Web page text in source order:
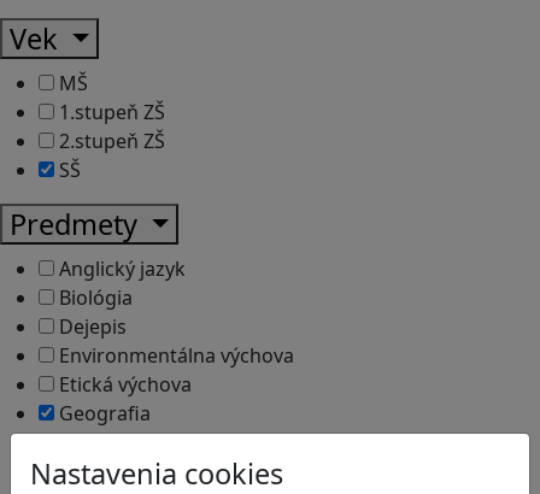
Nastavenia cookies
Vek
MŠ
1.stupeň ZŠ
2.stupeň ZŠ
SŠ
Predmety
Anglický jazyk
Biológia
Dejepis
Environmentálna výchova
Etická výchova
Geografia
Matematika
Občianska náuka